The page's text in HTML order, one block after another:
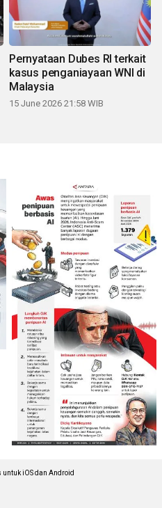
Pernyataan Dubes RI terkait
kasus penganiayaan WNI di
Malaysia
15 June 2026 21:58 WIB
iOS dan Android